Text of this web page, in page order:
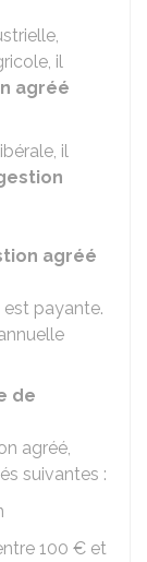
il
agréé
il
agréé
payante.
de
agréé,
suivantes :
100 € et